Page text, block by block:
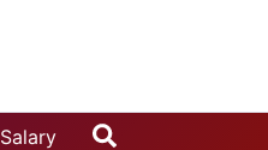
Salary Search